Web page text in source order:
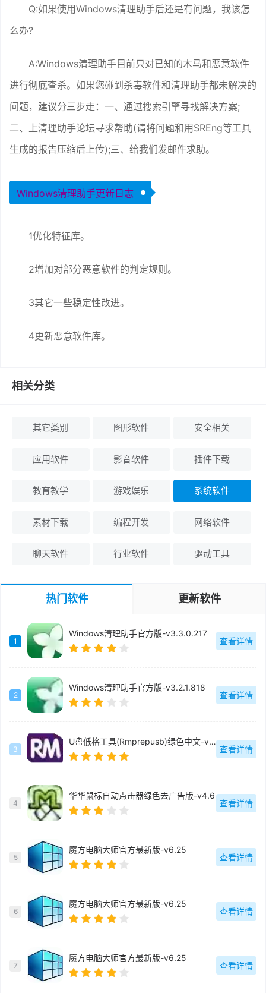
Q:如果使用Windows清理助手后还是有问题，我该怎
么办?
A:Windows清理助手目前只对已知的木马和恶意软件
进行彻底查杀。如果您碰到杀毒软件和清理助手都未解决的
问题，建议分三步走：一、通过搜索引擎寻找解决方案;
二、上清理助手论坛寻求帮助(请将问题和用SREng等工具
生成的报告压缩后上传);三、给我们发邮件求助。
Windows清理助手更新日志
1优化特征库。
2增加对部分恶意软件的判定规则。
3其它一些稳定性改进。
4更新恶意软件库。
相关分类
其它类别 图形软件 安全相关
应用软件 影音软件 插件下载
教育教学 游戏娱乐 系统软件
素材下载 编程开发 网络软件
聊天软件 行业软件 驱动工具
热门软件 更新软件
1
Windows清理助手官方版-v3.3.0.217
查看详情
2
Windows清理助手官方版-v3.2.1.818
查看详情
3
U盘低格工具(Rmprepusb)绿色中文-v2.1.744
查看详情
4
华华鼠标自动点击器绿色去广告版-v4.6
查看详情
5
魔方电脑大师官方最新版-v6.25
查看详情
6
魔方电脑大师官方最新版-v6.25
查看详情
7
魔方电脑大师官方最新版-v6.25
查看详情